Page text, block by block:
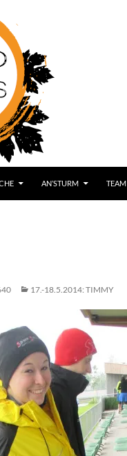
AN’STURM TEAM
17.-18.5.2014: TIMMY